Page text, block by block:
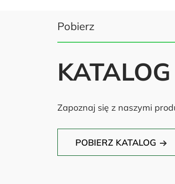
Pobierz
Zapoznaj się z naszymi
POBIERZ KATALOG